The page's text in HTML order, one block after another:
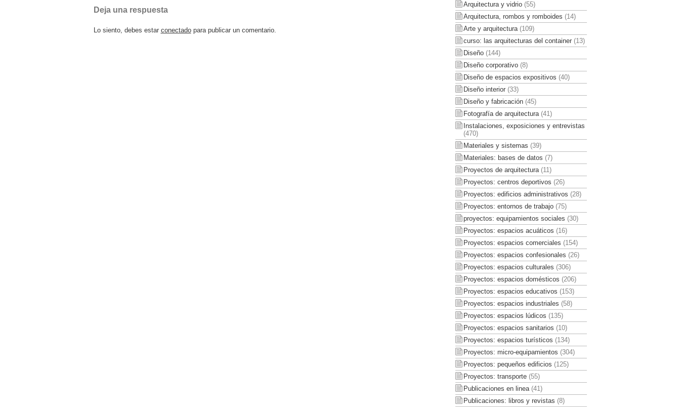
Deja una respuesta
Lo siento, debes estar conectadopara publicar un comentario.
Arquitectura y vidrio(55)
Arquitectura, rombos y romboides (14)
Arte y arquitectura(109)
curso: las arquitecturas del container(13)
Diseño(144)
Diseño corporativo(8)
Diseño de espacios expositivos (40)
Diseño interior(33)
Diseño y fabricación(45)
Fotografía de arquitectura(41)
Instalaciones, exposiciones y entrevistas
(470)
Materiales y sistemas (39)
Materiales: bases de datos (7)
Proyectos de arquitectura(11)
Proyectos: centros deportivos (26)
Proyectos: edificios administrativos (28)
Proyectos: entornos de trabajo(75)
proyectos: equipamientos sociales (30)
Proyectos: espacios acuáticos (16)
Proyectos: espacios comerciales (154)
Proyectos: espacios confesionales (26)
Proyectos: espacios culturales (306)
Proyectos: espacios domésticos (206)
Proyectos: espacios educativos (153)
Proyectos: espacios industriales (58)
Proyectos: espacios lúdicos (135)
Proyectos: espacios sanitarios (10)
Proyectos: espacios turísticos (134)
Proyectos: micro-equipamientos (304)
Proyectos: pequeños edificios (125)
Proyectos: transporte(55)
Publicaciones en linea(41)
Publicaciones: libros y revistas (8)